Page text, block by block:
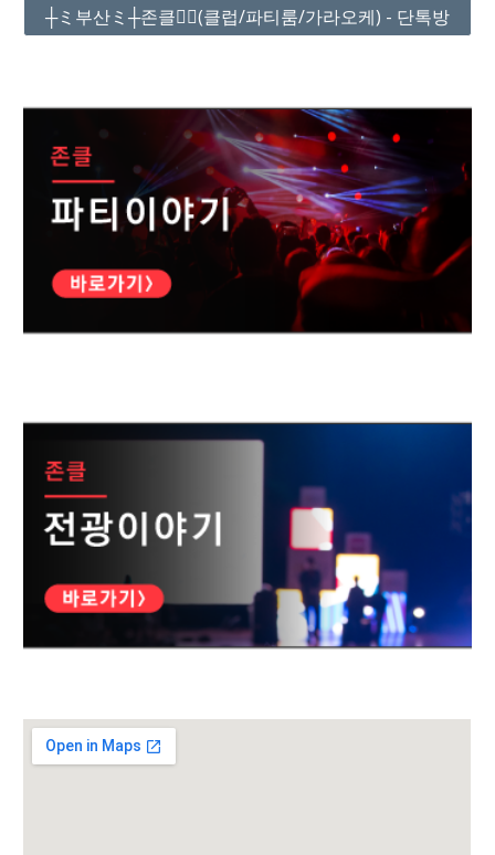
┼ミ부산ミ┼존클❤️‍🔥(클럽/파티룸/가라오케) - 단톡방